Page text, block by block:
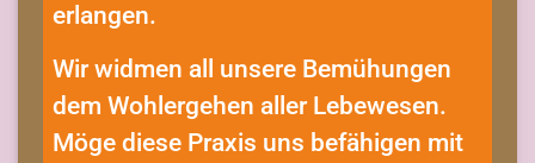
erlangen.
Wir widmen all unsere Bemühungen
dem Wohlergehen aller Lebewesen.
Möge diese Praxis uns befähigen mit